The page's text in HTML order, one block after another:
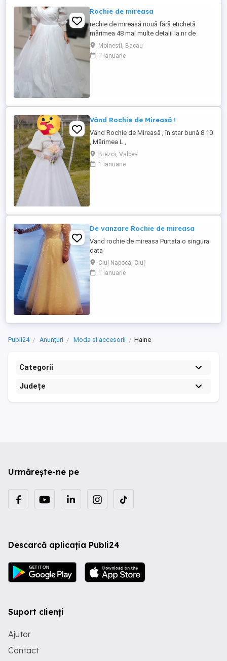
Rochie de mireasa
rechie de mireasă nouă fără etichetă
mărimea 48 mai multe detalii la nr de
telefonMoinesti, Bacau
1 ianuarie
Vând Rochie de Mireasă !
Vând Rochie de Mireasă , în star bună 8 10
, Mărimea L ,
Brezoi, Valcea
1 ianuarie
De vanzare Rochie de mireasa
Vand rochie de mireasa Purtata o singura
data
Cluj-Napoca, Cluj
1 ianuarie
Publi24 Anunțuri Moda si accesorii Haine
Categorii
Județe
Urmărește-ne pe
Descarcă aplicația Publi24
Suport clienți
Ajutor
Contact